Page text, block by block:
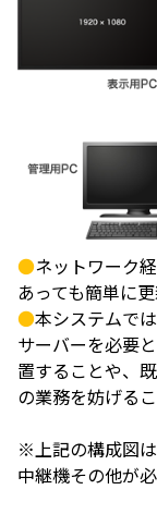
●ネットワーク
あっても簡単に更
●本システムで
サーバーを必要
置することや、
の業務を妨げる
※上記の構成図
中継機その他が